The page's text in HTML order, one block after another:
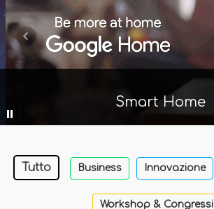
Smart Home
Tutto Business Innovazione
Workshop & Congressi